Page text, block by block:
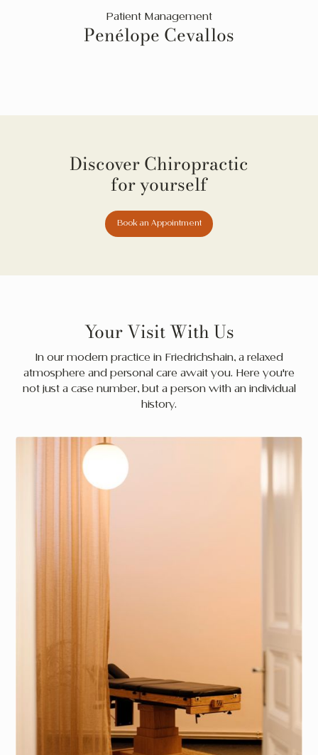
Patient Management
Penélope Cevallos
Discover Chiropractic
for yourself
Book an Appointment
Your Visit With Us
In our modern practice in Friedrichshain, a relaxed
atmosphere and personal care await you. Here you're
not just a case number, but a person with an individual
history.